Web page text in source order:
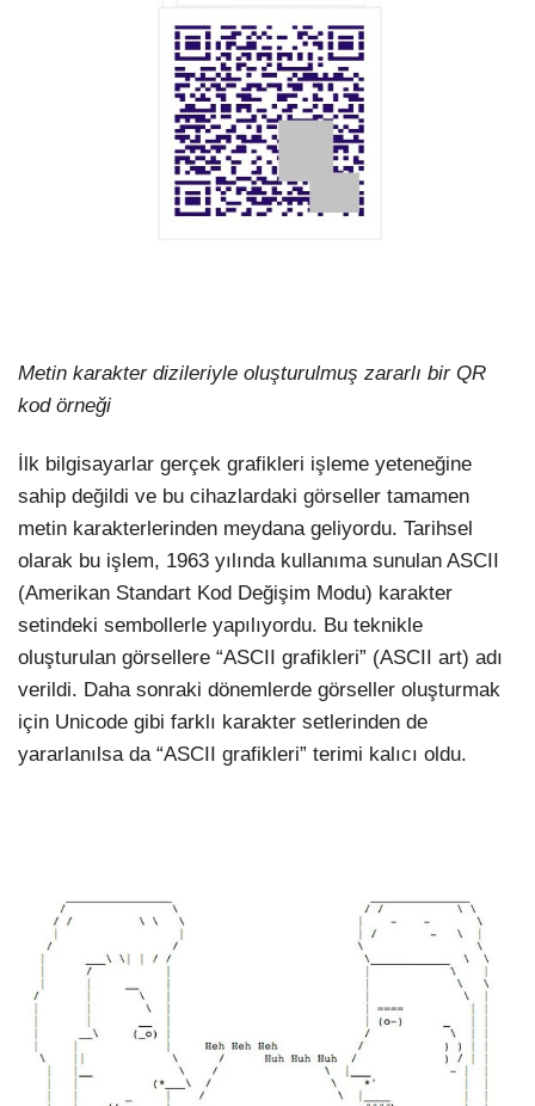
Metin karakter dizileriyle oluşturulmuş zararlı bir QR
kod örneği
İlk bilgisayarlar gerçek grafikleri işleme yeteneğine
sahip değildi ve bu cihazlardaki görseller tamamen
metin karakterlerinden meydana geliyordu. Tarihsel
olarak bu işlem, 1963 yılında kullanıma sunulan ASCII
(Amerikan Standart Kod Değişim Modu) karakter
setindeki sembollerle yapılıyordu. Bu teknikle
oluşturulan görsellere “ASCII grafikleri” (ASCII art) adı
verildi. Daha sonraki dönemlerde görseller oluşturmak
için Unicode gibi farklı karakter setlerinden de
yararlanılsa da “ASCII grafikleri” terimi kalıcı oldu.